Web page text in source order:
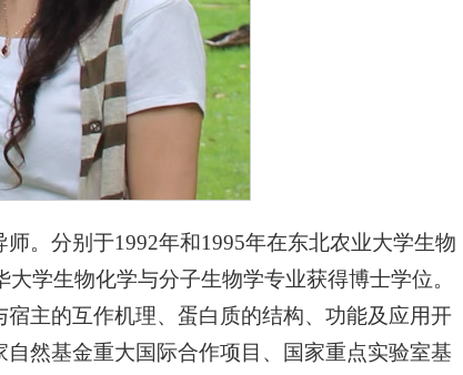
。分别于1992年和1995年在东北农业大学生物
学生物化学与分子生物学专业获得博士学位。
主的互作机理、蛋白质的结构、功能及应用开
然基金重大国际合作项目、国家重点实验室基